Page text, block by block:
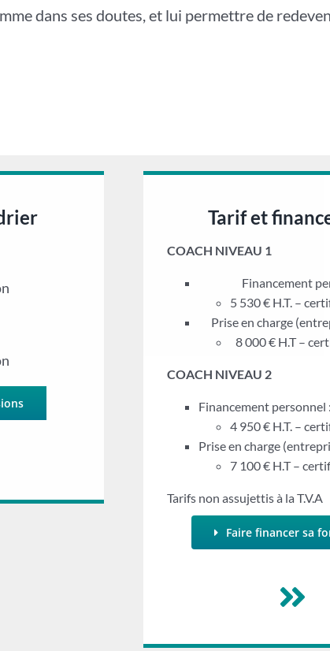
dans ses doutes, et lui permettre de
Tarif et
COACH NIVEAU 1
Financement
5 530 € H.T. –
Prise en charge
8 000 € H.T –
COACH NIVEAU 2
Financement personnel :
4 950 € H.T. –
Prise en charge
7 100 € H.T –
Tarifs non assujettis à la T.V.A
Faire financer sa